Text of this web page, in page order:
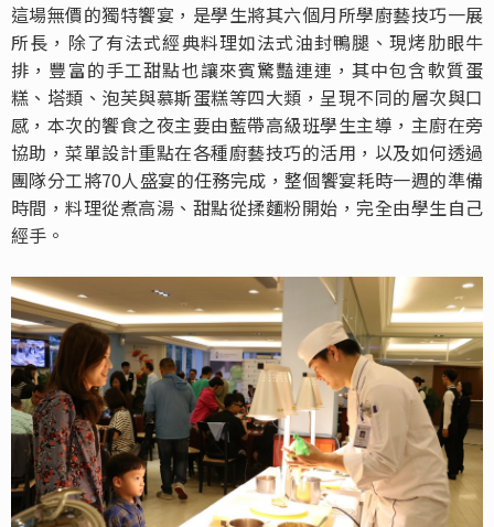
這場無價的獨特饗宴，是學生將其六個月所學廚藝技巧一展
所長，除了有法式經典料理如法式油封鴨腿、現烤肋眼牛
排，豐富的手工甜點也讓來賓驚豔連連，其中包含軟質蛋
糕、塔類、泡芙與慕斯蛋糕等四大類，呈現不同的層次與口
感，本次的饗食之夜主要由藍帶高級班學生主導，主廚在旁
協助，菜單設計重點在各種廚藝技巧的活用，以及如何透過
團隊分工將70人盛宴的任務完成，整個饗宴耗時一週的準備
時間，料理從煮高湯、甜點從揉麵粉開始，完全由學生自己
經手。